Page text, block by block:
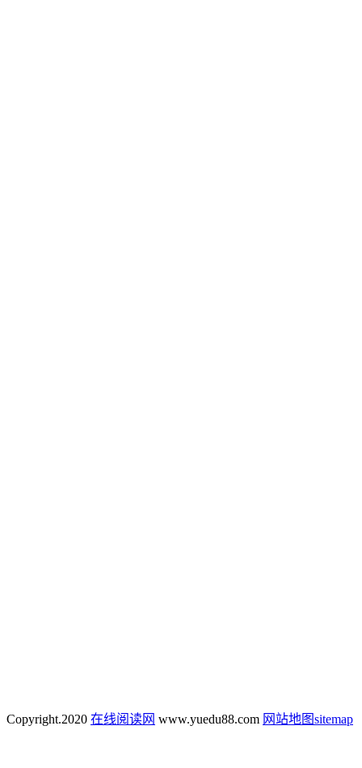
Copyright.2020 在线阅读网 www.yuedu88.com 网站地图sitemap